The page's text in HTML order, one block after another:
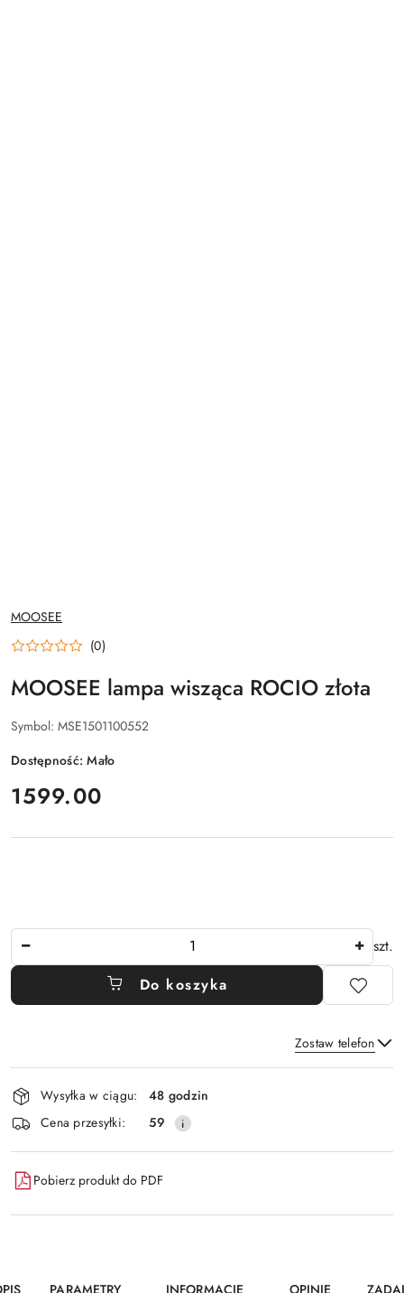
NAZWA
PRODUCENTA:
MOOSEE
(0)
MOOSEE lampa wisząca ROCIO złota
Symbol: MSE1501100552
Dostępność:Mało
cena:
1599.00
szt.
Do koszyka
Zostaw telefon
Wyślij
Dostępność
i
dostawa
Wysyłka w ciągu:
48 godzin
Cena przesyłki:
59
Pobierz produkt do PDF
PARAMETRY
INFORMACJE
OPINIE